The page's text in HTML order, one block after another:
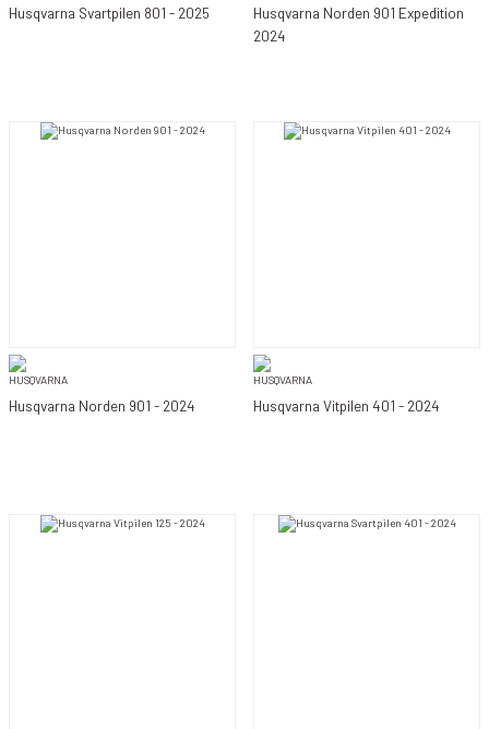
Husqvarna Svartpilen 801 - 2025
Husqvarna Norden 901 Expedition
2024
Husqvarna Norden 901 - 2024 Husqvarna Vitpilen 401 - 2024